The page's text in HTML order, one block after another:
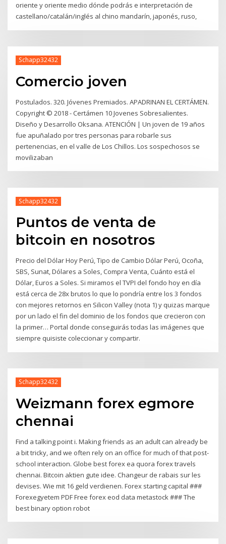
oriente y oriente medio dónde podrás e interpretación de
castellano/catalán/inglés al chino mandarín, japonés, ruso,
Schapp32432
Comercio joven
Postulados. 320. Jóvenes Premiados. APADRINAN EL CERTÁMEN.
Copyright © 2018 - Certámen 10 Jovenes Sobresalientes.
Diseño y Desarrollo Oksana. ATENCIÓN | Un joven de 19 años
fue apuñalado por tres personas para robarle sus
pertenencias, en el valle de Los Chillos. Los sospechosos se
movilizaban
Schapp32432
Puntos de venta de
bitcoin en nosotros
Precio del Dólar Hoy Perú, Tipo de Cambio Dólar Perú, Ocoña,
SBS, Sunat, Dólares a Soles, Compra Venta, Cuánto está el
Dólar, Euros a Soles. Si miramos el TVPI del fondo hoy en día
está cerca de 28x brutos lo que lo pondría entre los 3 fondos
con mejores retornos en Silicon Valley (nota 1) y quizas marque
por un lado el fin del dominio de los fondos que crecieron con
la primer… Portal donde conseguirás todas las imágenes que
siempre quisiste coleccionar y compartir.
Schapp32432
Weizmann forex egmore
chennai
Find a talking point i. Making friends as an adult can already be
a bit tricky, and we often rely on an office for much of that post-
school interaction. Globe best forex ea quora forex travels
chennai. Bitcoin aktien gute idee. Changeur de rabais sur les
devises. Wie mit 16 geld verdienen. Forex starting capital ###
Forexegyetem PDF Free forex eod data metastock ### The
best binary option robot